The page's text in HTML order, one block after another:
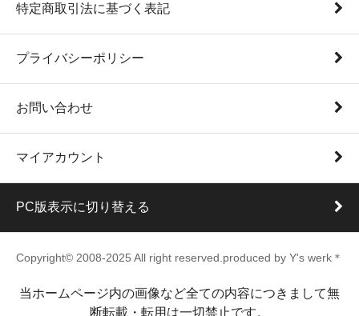
特定商取引法に基づく表記
プライバシーポリシー
お問い合わせ
マイアカウント
PC版表示に切り替える
Copyright© 2008-2025 All right reserved.produced by Y's werk＊
当ホームページ内の画像など全ての内容につきまして無
断転載・転用は一切禁止です。